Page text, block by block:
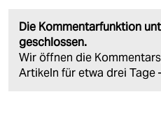
Die Kommentarfunktion
geschlossen.
Wir öffnen die
Artikeln für etwa drei Tage